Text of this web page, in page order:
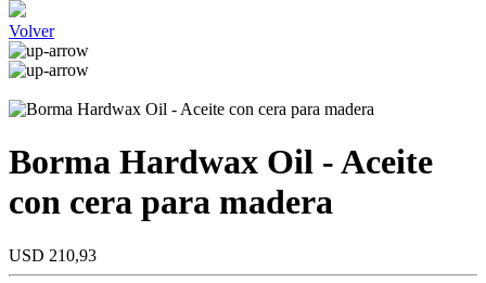
Volver
Borma Hardwax Oil - Aceite
con cera para madera
USD 210,93